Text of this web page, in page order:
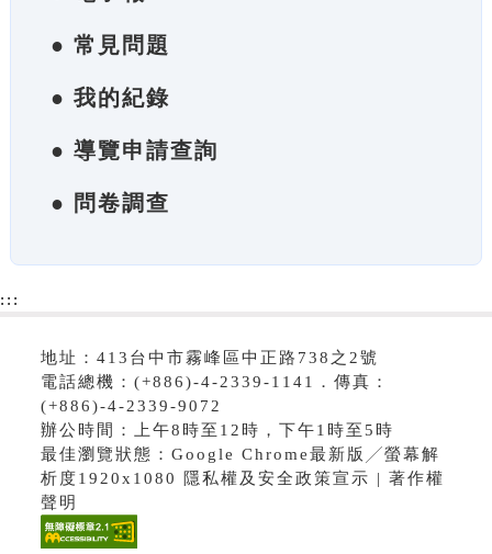
● 常見問題
● 我的紀錄
● 導覽申請查詢
● 問卷調查
:::
地址：413台中市霧峰區中正路738之2號
電話總機：(+886)-4-2339-1141．傳真：
(+886)-4-2339-9072
辦公時間：上午8時至12時，下午1時至5時
最佳瀏覽狀態：Google Chrome最新版╱螢幕解
析度1920x1080 隱私權及安全政策宣示 | 著作權
聲明